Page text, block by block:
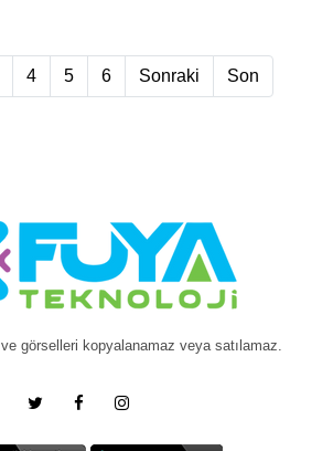
4 5 6 Sonraki Son
görselleri kopyalanamaz veya satılamaz.